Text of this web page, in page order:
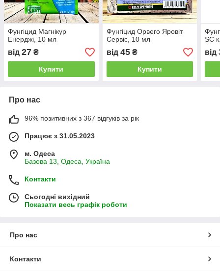
Фунгіцид Магнікур
Енерджі, 10 мл
від 27 ₴
Купити
Фунгіцид Орвего Яровіт
Сервіс, 10 мл
від 45₴
Купити
SC
від
Про нас
96% позитивних з 367 відгуків за рік
Працює з 31.05.2023
м. Одеса
Базова 13, Одеса, Україна
Контакти
Сьогодні вихідний
Показати весь графік роботи
Про нас
Контакти